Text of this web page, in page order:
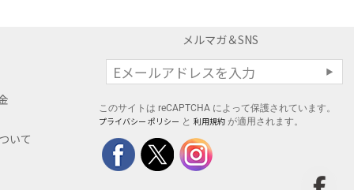
いて
メルマガ＆SNS
このサイトは reCAPTCHA によって保護されています。
プライバシー ポリシー と利用規約 が適用されます。